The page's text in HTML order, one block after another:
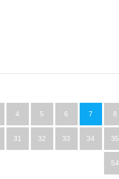
4 5 6 7 8
31 32 33 34 35
54